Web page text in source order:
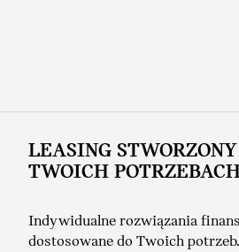
LEASING
TWOICH
Indywidualne rozwiązania
dostosowane do Twoich